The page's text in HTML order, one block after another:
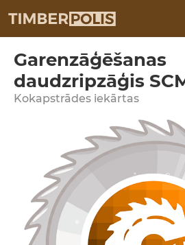
Garenzāģēšanas
daudzripzāģis
Kokapstrādes iekārtas